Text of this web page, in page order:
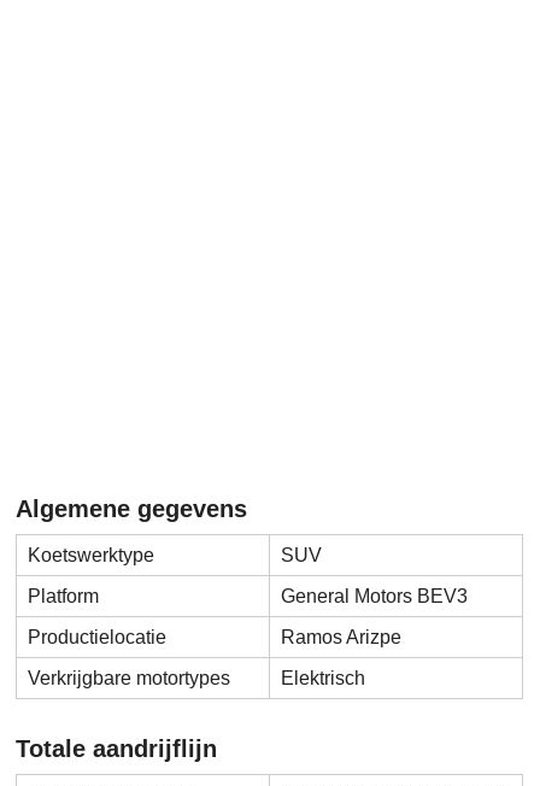
Algemene gegevens
Koetswerktype
SUV
Platform
General Motors BEV3
Productielocatie
Ramos Arizpe
Verkrijgbare motortypes
Elektrisch
Totale aandrijflijn